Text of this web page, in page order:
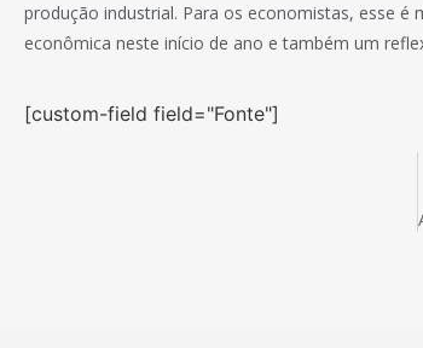
produção industrial. Para os economistas, esse é
econômica neste início de ano e também um
[custom-field field="Fonte"]